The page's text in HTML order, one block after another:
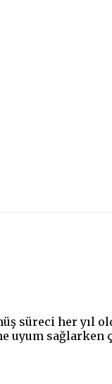
süreci her yıl
uyum sağlarken